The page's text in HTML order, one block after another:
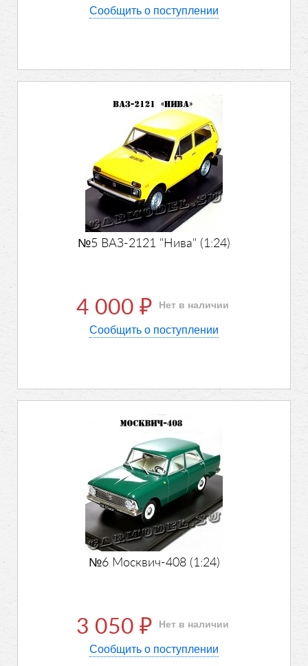
Сообщить о поступлении
№5 ВАЗ-2121 "Нива" (1:24)
4 000 ₽ Нет в наличии
Сообщить о поступлении
№6 Москвич-408 (1:24)
3 050 ₽ Нет в наличии
Сообщить о поступлении